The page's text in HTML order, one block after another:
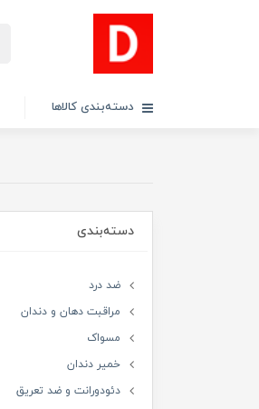
دسته‌بندی کالاها
دسته‌بندی
ضد درد
مراقبت دهان و دندان
مسواک
خمیر دندان
دئودورانت و ضد تعریق